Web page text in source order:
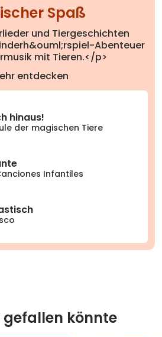
Spaß
und Tiergeschichten
Abenteuer
mit Tieren.</p>
entdecken
hinaus!
der magischen Tiere
Infantiles
könnte